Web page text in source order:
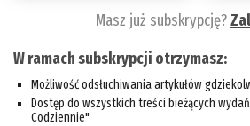
Masz już subskrypcję?
W ramach subskrypcji otrzymasz:
Możliwość odsłuchiwania artykułów
Dostęp do wszystkich treści bieżących
Codziennie"